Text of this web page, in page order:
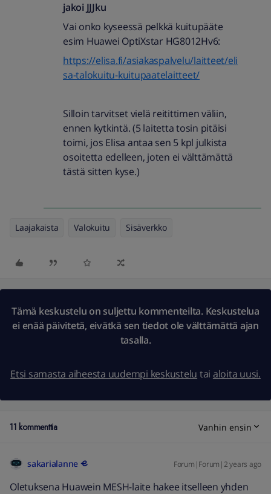
jakoi JJJku
Vai onko kyseessä pelkkä kuitupääte
esim Huawei OptiXstar HG8012Hv6:
https://elisa.fi/asiakaspalvelu/laitteet/eli
sa-talokuitu-kuitupaatelaitteet/
Silloin tarvitset vielä reitittimen väliin,
ennen kytkintä. (5 laitetta tosin pitäisi
toimi, jos Elisa antaa sen 5 kpl julkista
osoitetta edelleen, joten ei välttämättä
tästä sitten kyse.)
Laajakaista Valokuitu Sisäverkko
Tämä keskustelu on suljettu kommenteilta. Keskustelua
ei enää päivitetä, eivätkä sen tiedot ole välttämättä ajan
tasalla.
Etsi samasta aiheesta uudempi keskustelu tai aloita uusi.
11 kommenttia Vanhin ensin
sakarialanne Forum|Forum|2 years ago
Oletuksena Huawein MESH-laite hakee itselleen yhden